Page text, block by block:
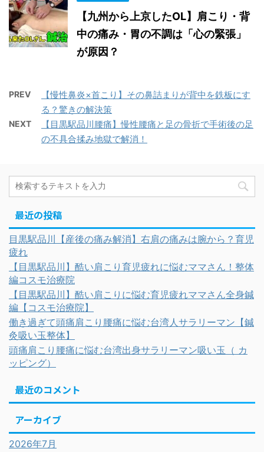
【九州から上京したOL】肩こり・背
中の痛み・胃の不調は「心の緊張」
が原因？
PREV
【慢性鼻炎×首こり】その鼻詰まりが背中を鉄板にす
る？驚きの解決策
NEXT
【目黒駅品川腰痛】慢性腰痛と足の骨折で手術後の足
の不具合揉み地獄で解消！
最近の投稿
目黒駅品川【産後の痛み解消】右肩の痛みは腕から？育児
疲れ
【目黒駅品川】酷い肩こり育児疲れに悩むママさん！整体
編コスモ治療院
【目黒駅品川】酷い肩こりに悩む育児疲れママさん全身鍼
編【コスモ治療院】
働き過ぎて頭痛肩こり腰痛に悩む台湾人サラリーマン【鍼
灸吸い玉整体】
頭痛肩こり腰痛に悩む台湾出身サラリーマン吸い玉（ カ
ッピング）
最近のコメント
アーカイブ
2026年7月